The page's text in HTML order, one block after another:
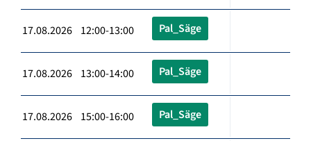
17.08.2026 12:00-13:00 Pal_Säge
17.08.2026 13:00-14:00 Pal_Säge
17.08.2026 15:00-16:00 Pal_Säge